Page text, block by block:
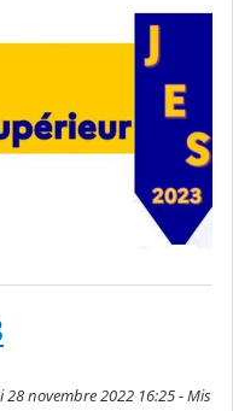
novembre 2022 16:25 - Mis